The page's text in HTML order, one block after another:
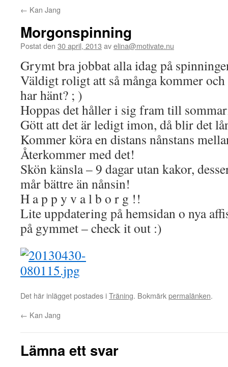
← Kan Jang
Morgonspinning
Postat den 30 april, 2013 avelina@motivate.nu
Grymt bra jobbat alla idag på
Väldigt roligt att så många kommer
har hänt? ; )
Hoppas det håller i sig fram till
Gött att det är ledigt imon, då blir det
Kommer köra en distans nånstans
Återkommer med det!
Skön känsla – 9 dagar utan kakor,
mår bättre än nånsin!
H a p p y v a l b o r g !!
Lite uppdatering på hemsidan o nya
på gymmet – check it out :)
Det här inlägget postades iTräning. Bokmärkpermalänken.
← Kan Jang
Lämna ett svar